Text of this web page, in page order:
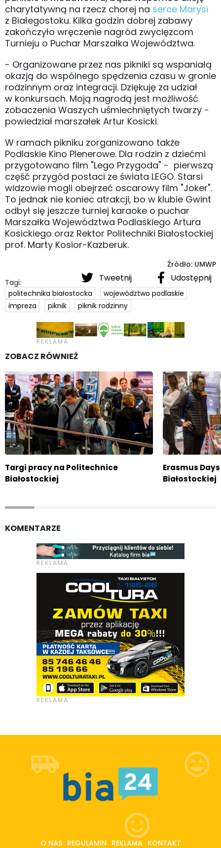
charytatywną na rzecz chorej na serce Marysi
z Białegostoku. Kilka godzin dobrej zabawy
zakończyło wręczenie nagród zwycięzcom
Turnieju o Puchar Marszałka Województwa.
- Organizowane przez nas pikniki są wspaniałą
okazją do wspólnego spędzenia czasu w gronie
rodzinnym oraz integracji. Dziękuję za udział
w konkursach. Moją nagrodą jest możliwość
zobaczenia Waszych uśmiechniętych twarzy -
powiedział marszałek Artur Kosicki.
W ramach pikniku zorganizowano także
Podlaskie Kino Plenerowe. Dla rodzin z dziećmi
przygotowano film "Lego Przygoda" - pierwszą
część przygód postaci ze świata LEGO. Starsi
widzowie mogli obejrzeć oscarowy film "Joker".
To jednak nie koniec atrakcji, bo w klubie Gwint
odbył się jeszcze turniej karaoke o puchar
Marszałka Województwa Podlaskiego Artura
Kosickiego oraz Rektor Politechniki Białostockiej
prof. Marty Kosior-Kazberuk.
Źródło: UMWP
Tweetnij Udostępnij
Tagi:
politechnika białostocka
województwo podlaskie
impreza
piknik piknik rodzinny
ZOBACZ RÓWNIEŻ
Targi pracy na Politechnice
Białostockiej
Erasmus
Białostockiej
KOMENTARZE
O NAS REGULAMIN REKLAMA KONTAKT